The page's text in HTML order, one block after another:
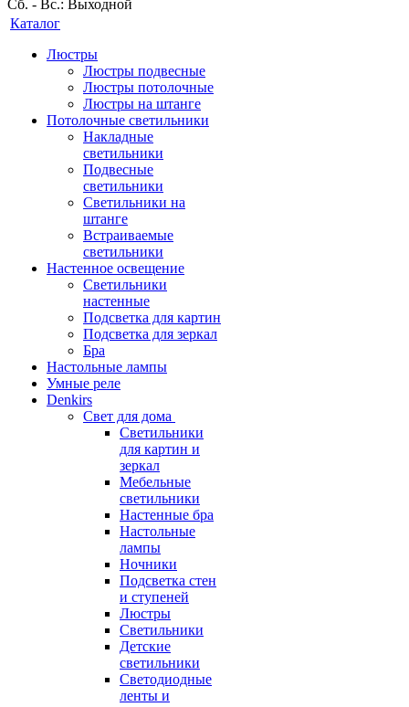
Сб. - Вс.: Выходной
Каталог
Люстры
Люстры подвесные
Люстры потолочные
Люстры на штанге
Потолочные светильники
Накладные
светильники
Подвесные
светильники
Светильники на
штанге
Встраиваемые
светильники
Настенное освещение
Светильники
настенные
Подсветка для картин
Подсветка для зеркал
Бра
Настольные лампы
Умные реле
Denkirs
Свет для дома
Светильники
для картин и
зеркал
Мебельные
светильники
Настенные бра
Настольные
лампы
Ночники
Подсветка стен
и ступеней
Люстры
Светильники
Детские
светильники
Светодиодные
ленты и